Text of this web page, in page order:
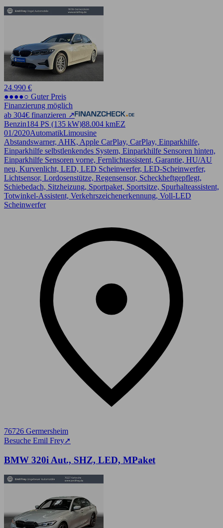
24.990 €
●●●●○ Guter Preis
Finanzierung möglich
ab 304€ finanzieren ↗
Benzin184 PS (135 kW)88.004 kmEZ
01/2020AutomatikLimousine
Abstandswarner, AHK, Apple CarPlay, CarPlay, Einparkhilfe,
Einparkhilfe selbstlenkendes System, Einparkhilfe Sensoren hinten,
Einparkhilfe Sensoren vorne, Fernlichtassistent, Garantie, HU/AU
neu, Kurvenlicht, LED, LED Scheinwerfer, LED-Scheinwerfer,
Lichtsensor, Lordosenstütze, Regensensor, Scheckheftgepflegt,
Schiebedach, Sitzheizung, Sportpaket, Sportsitze, Spurhalteassistent,
Totwinkel-Assistent, Verkehrszeichenerkennung, Voll-LED
Scheinwerfer
76726 Germersheim
Besuche Emil Frey➚
BMW 320i Aut., SHZ, LED, MPaket